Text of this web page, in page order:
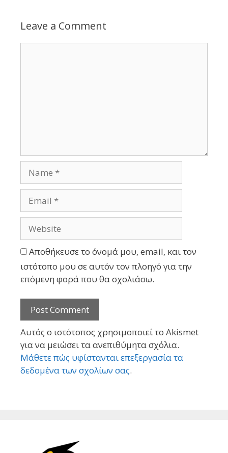
Leave a Comment
Αποθήκευσε το όνομά μου, email, και τον
ιστότοπο μου σε αυτόν τον πλοηγό για την
επόμενη φορά που θα σχολιάσω.
Αυτός ο ιστότοπος χρησιμοποιεί το Akismet
για να μειώσει τα ανεπιθύμητα σχόλια.
Μάθετε πώς υφίστανται επεξεργασία τα
δεδομένα των σχολίων σας.